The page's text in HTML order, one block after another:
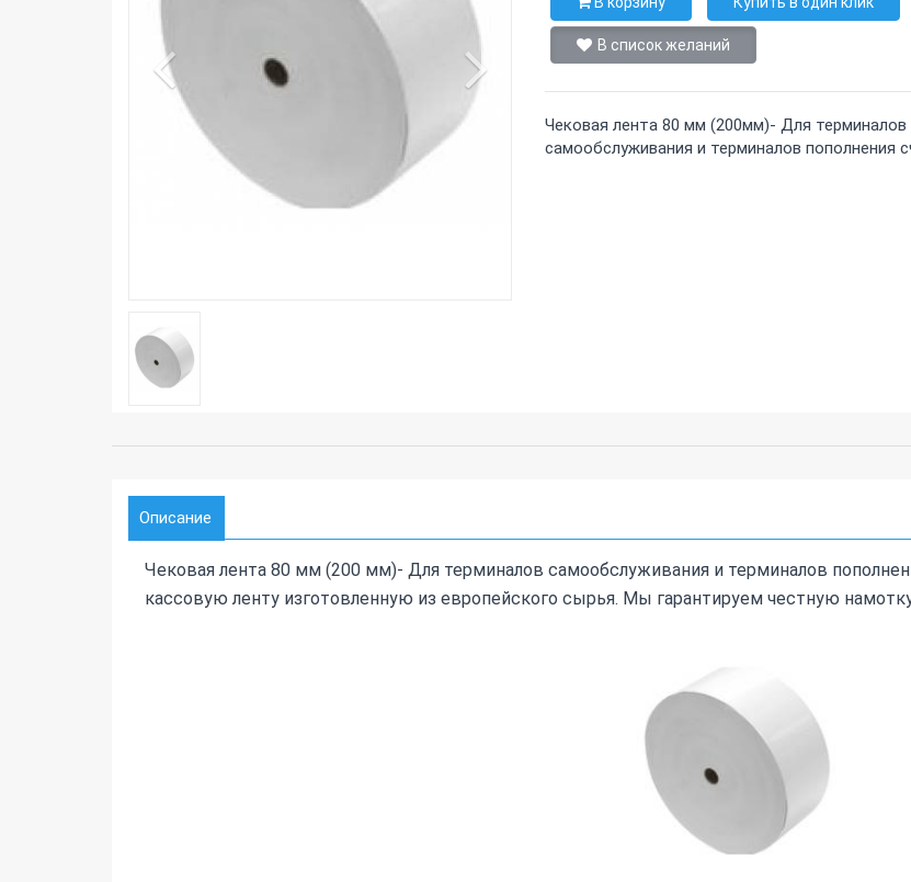
В список желаний
Чековая лента 80 мм (200мм)- Для терминалов
самообслуживания и терминалов пополнения
Описание
Чековая лента 80 мм (200 мм)- Для терминалов самообслуживания и терминалов
кассовую ленту изготовленную из европейского сырья. Мы гарантируем честную